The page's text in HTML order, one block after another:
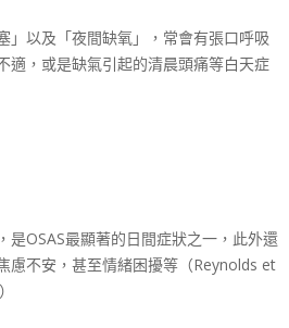
」以及「夜間缺氧」，常會有張口呼吸
適，或是缺氣引起的清晨頭痛等白天症
是OSAS最顯著的日間症狀之一，此外還
慮不安，甚至情緒困擾等（Reynolds et